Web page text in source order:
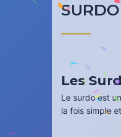
SURDO
Les
Le surdo est
la fois simple